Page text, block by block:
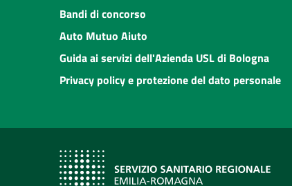
Bandi di concorso
Auto Mutuo Aiuto
Guida ai servizi dell'Azienda USL di Bologna
Privacy policy e protezione del dato personale